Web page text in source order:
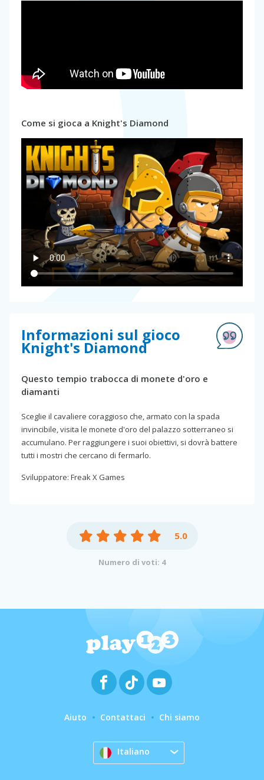
Come si gioca a Knight's Diamond
Informazioni sul gioco
Knight's Diamond
Questo tempio trabocca di monete d'oro e
diamanti
Sceglie il cavaliere coraggioso che, armato con la spada
invincibile, visita le monete d'oro del palazzo sotterraneo si
accumulano. Per raggiungere i suoi obiettivi, si dovrà battere
tutti i mostri che cercano di fermarlo.
Sviluppatore: Freak X Games
5.0
Numero di voti: 4
Aiuto Contattaci Chi siamo
Italiano